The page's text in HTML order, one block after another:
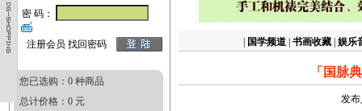
密 码：
注册会员 找回密码
您已选购：0 种商品
总计价格：0 元
国学频道 书画收藏 娱乐
「国脉
发布